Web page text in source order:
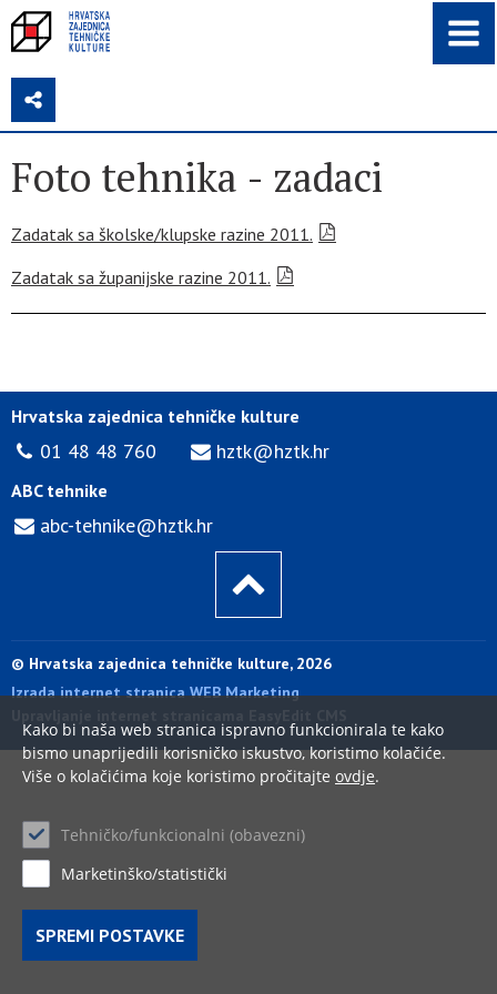
Z
Foto tehnika - zadaci
Zadatak sa školske/klupske razine 2011.
Zadatak sa županijske razine 2011.
Hrvatska zajednica tehničke kulture
01 48 48 760 hztk@hztk.hr
ABC tehnike
abc-tehnike@hztk.hr
© Hrvatska zajednica tehničke kulture, 2026
Izrada internet stranica WEB Marketing
Kako bi naša web stranica ispravno funkcionirala te kako
bismo unaprijedili korisničko iskustvo, koristimo kolačiće.
Više o kolačićima koje koristimo pročitajte ovdje.
Tehničko/funkcionalni (obavezni)
Marketinško/statistički
SPREMI POSTAVKE